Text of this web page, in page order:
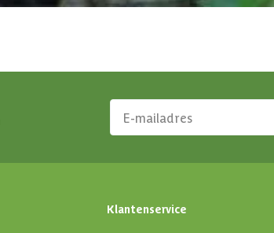
Klantenservice